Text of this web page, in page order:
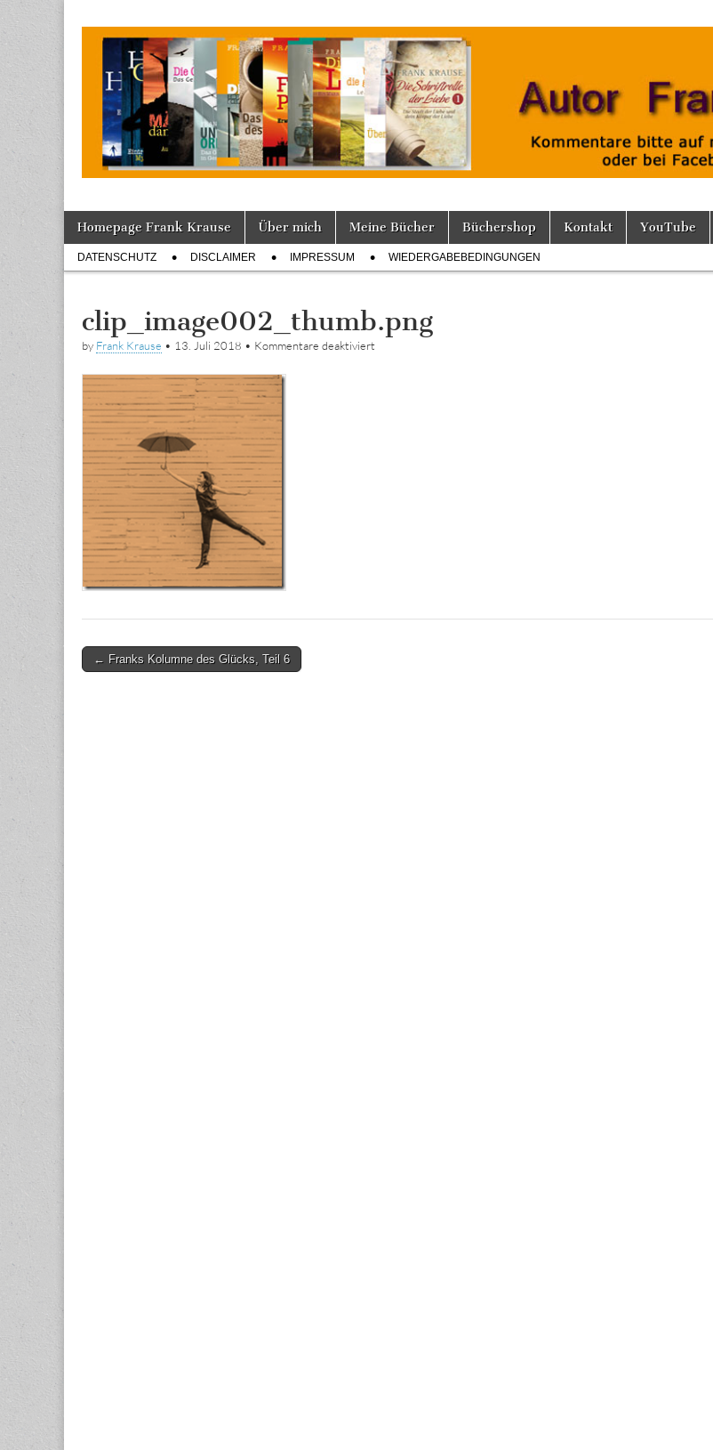
Tagebuch
Main
menu
Skip
content
Homepage Frank Krause Über mich Meine Bücher Büchershop Kontakt YouTube
Sub
menu
DATENSCHUTZ DISCLAIMER IMPRESSUM WIEDERGABEBEDINGUNGEN
clip_image002_thumb.png
by Frank Krause • 13. Juli 2018 • Kommentare deaktiviert
Post
← Franks Kolumne des Glücks, Teil 6